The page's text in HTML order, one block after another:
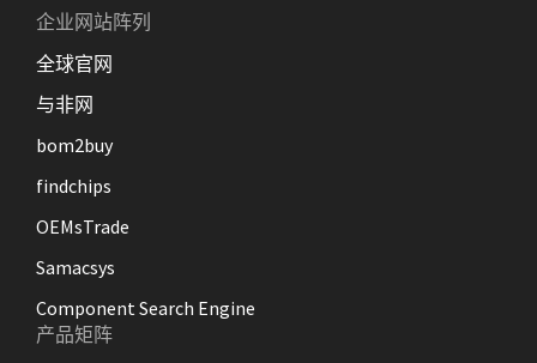
企业网站阵列
全球官网
与非网
bom2buy
findchips
OEMsTrade
Samacsys
Component Search Engine
产品矩阵